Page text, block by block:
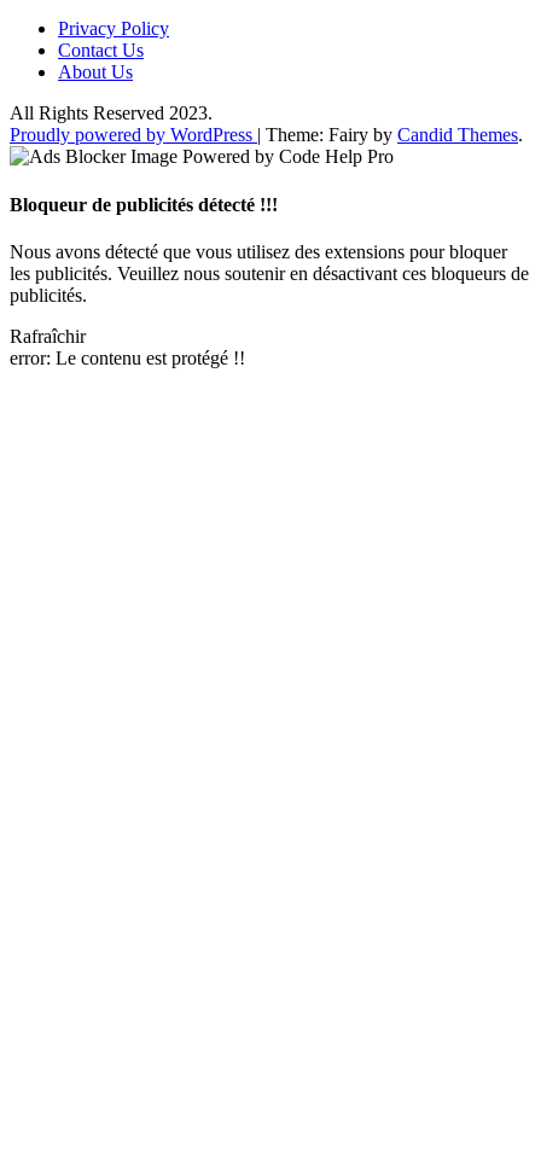
Privacy Policy
Contact Us
About Us
All Rights Reserved 2023.
Proudly powered by WordPress | Theme: Fairy by Candid Themes.
Bloqueur de publicités détecté !!!
Nous avons détecté que vous utilisez des extensions pour bloquer
les publicités. Veuillez nous soutenir en désactivant ces bloqueurs de
publicités.
Rafraîchir
error: Le contenu est protégé !!